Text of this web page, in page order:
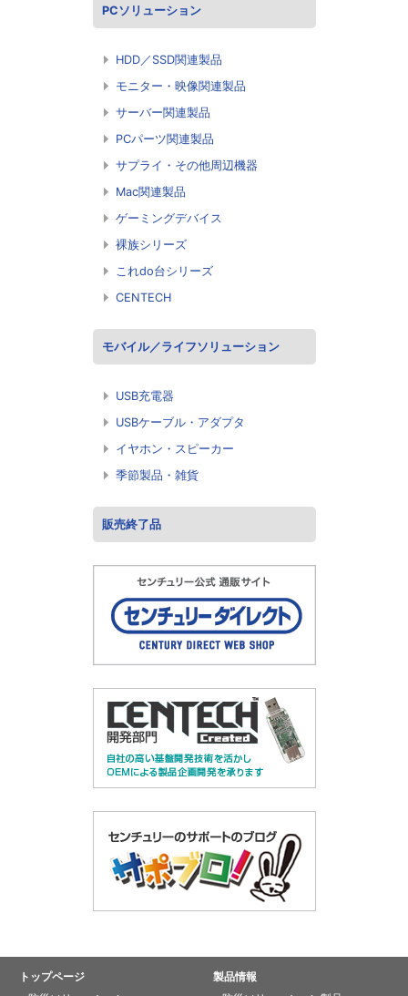
PCソリューション
HDD／SSD関連製品
モニター・映像関連製品
サーバー関連製品
PCパーツ関連製品
サプライ・その他周辺機器
Mac関連製品
ゲーミングデバイス
裸族シリーズ
これdo台シリーズ
CENTECH
モバイル／ライフソリューション
USB充電器
USBケーブル・アダプタ
イヤホン・スピーカー
季節製品・雑貨
販売終了品
トップページ
製品情報